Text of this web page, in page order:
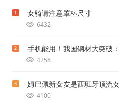
1 女骑请注意罩杯尺寸
6432
2 手机能用！我国钢材大突破
4258
3 姆巴佩新女友是西班牙顶流
4100